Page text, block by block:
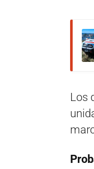
Los